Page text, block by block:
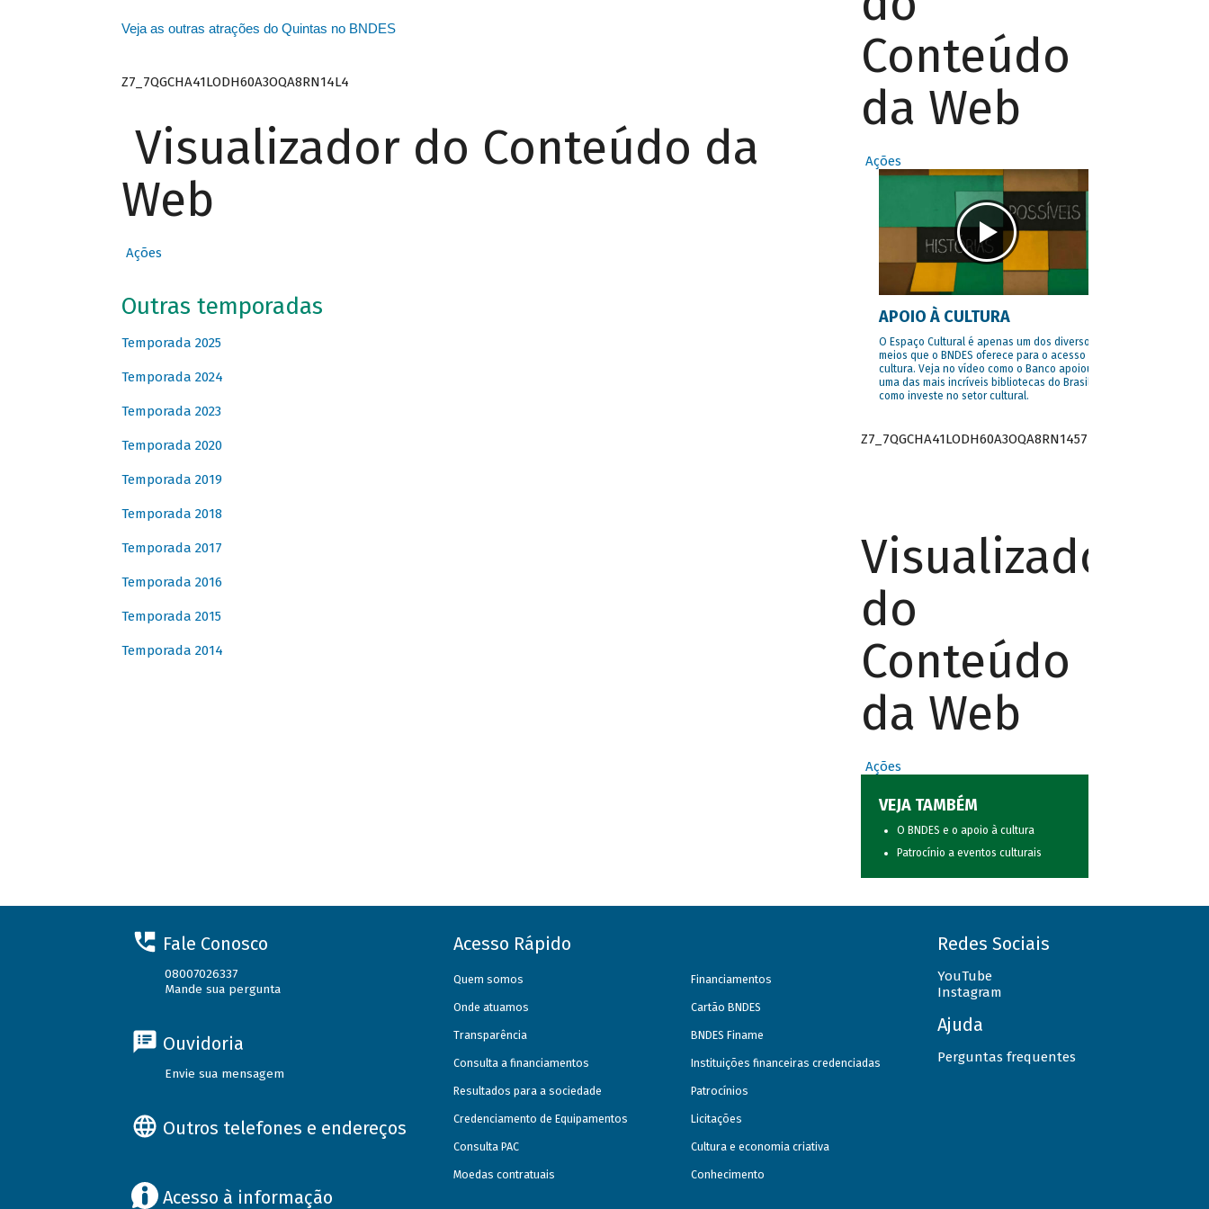
Veja as outras atrações do Quintas no BNDES
Z7_7QGCHA41LODH60A3OQA8RN14L4
Visualizador do Conteúdo da
Web
Ações
Outras temporadas
Temporada 2025
Temporada 2024
Temporada 2023
Temporada 2020
Temporada 2019
Temporada 2018
Temporada 2017
Temporada 2016
Temporada 2015
Temporada 2014
Conteúdo
da Web
Ações
APOIO À CULTURA
O Espaço Cultural é apenas um dos diversos
meios que o BNDES oferece para o acesso à
cultura. Veja no vídeo como o Banco apoiou
uma das mais incríveis bibliotecas do Brasil e
como investe no setor cultural.
Z7_7QGCHA41LODH60A3OQA8RN1457
Visualizador
do
Conteúdo
da Web
Ações
VEJA TAMBÉM
O BNDES e o apoio à cultura
Patrocínio a eventos culturais
Fale Conosco
08007026337
Mande sua pergunta
Ouvidoria
Envie sua mensagem
Outros telefones e endereços
Acesso à informação
Acesso Rápido
Quem somos
Onde atuamos
Transparência
Consulta a financiamentos
Resultados para a sociedade
Credenciamento de Equipamentos
Consulta PAC
Moedas contratuais
Financiamentos
Cartão BNDES
BNDES Finame
Instituições financeiras credenciadas
Patrocínios
Licitações
Cultura e economia criativa
Conhecimento
Redes Sociais
YouTube
Instagram
Ajuda
Perguntas frequentes